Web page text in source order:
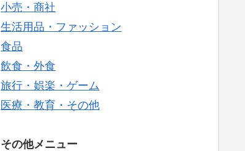
小売・商社
生活用品・ファッション
食品
飲食・外食
旅行・娯楽・ゲーム
医療・教育・その他
その他メニュー